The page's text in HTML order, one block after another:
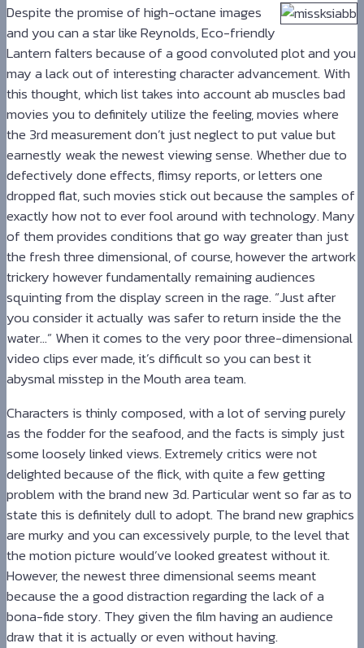
Despite the promise of high-octane images
and you can a star like Reynolds, Eco-friendly
Lantern falters because of a good convoluted plot and you
may a lack out of interesting character advancement. With
this thought, which list takes into account ab muscles bad
movies you to definitely utilize the feeling, movies where
the 3rd measurement don’t just neglect to put value but
earnestly weak the newest viewing sense. Whether due to
defectively done effects, flimsy reports, or letters one
dropped flat, such movies stick out because the samples of
exactly how not to ever fool around with technology. Many
of them provides conditions that go way greater than just
the fresh three dimensional, of course, however the artwork
trickery however fundamentally remaining audiences
squinting from the display screen in the rage. “Just after
you consider it actually was safer to return inside the the
water…” When it comes to the very poor three-dimensional
video clips ever made, it’s difficult so you can best it
abysmal misstep in the Mouth area team.
Characters is thinly composed, with a lot of serving purely
as the fodder for the seafood, and the facts is simply just
some loosely linked views. Extremely critics were not
delighted because of the flick, with quite a few getting
problem with the brand new 3d. Particular went so far as to
state this is definitely dull to adopt. The brand new graphics
are murky and you can excessively purple, to the level that
the motion picture would’ve looked greatest without it.
However, the newest three dimensional seems meant
because the a good distraction regarding the lack of a
bona-fide story. They given the film having an audience
draw that it is actually or even without having.